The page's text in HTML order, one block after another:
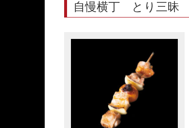
自慢横丁 とり三昧